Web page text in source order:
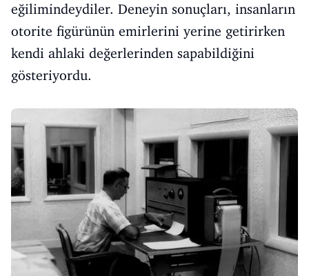
eğilimindeydiler. Deneyin sonuçları, insanların
otorite figürünün emirlerini yerine getirirken
kendi ahlaki değerlerinden sapabildiğini
gösteriyordu.